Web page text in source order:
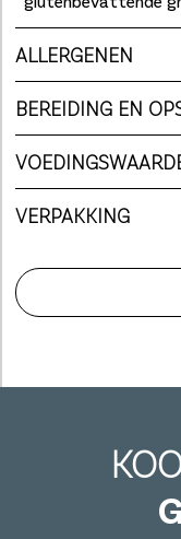
ALLERGENEN
BEREIDING EN
VERPAKKING